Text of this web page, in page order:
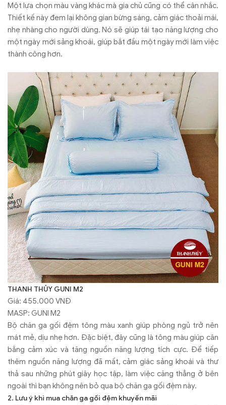
Một lựa chọn màu vàng khác mà gia chủ cũng có thể cân nhắc.
Thiết kế này đem lại không gian bừng sáng, cảm giác thoải mái,
nhẹ nhàng cho người dùng. Nó sẽ giúp tái tạo năng lượng cho
một ngày mới sảng khoái, giúp bắt đầu một ngày mới làm việc
thành công hơn.
THANH THỦY GUNI M2
Giá: 455.000 VNĐ
MASP: GUNI M2
Bộ chăn ga gối đệm tông màu xanh giúp phòng ngủ trở nên
mát mẻ, dịu nhẹ hơn. Đặc biệt, đây cũng là tông màu giúp cân
bằng cảm xúc và tăng nguồn năng lượng tích cực. Để tiếp
thêm nguồn năng lượng đã mất, cảm giác sảng khoái và thư
thả sau những phút giây học tập, làm việc căng thẳng ở bên
ngoài thì bạn không nên bỏ qua bộ chăn ga gối đệm này.
2. Lưu ý khi mua chăn ga gối đệm khuyến mãi